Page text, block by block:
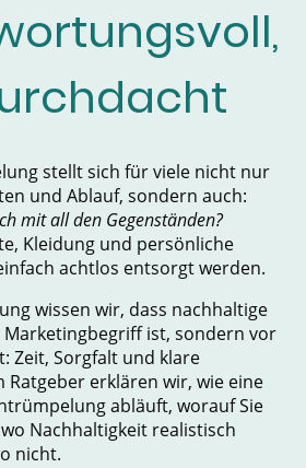
stellt sich für viele nicht nur
und Ablauf, sondern auch:
mit all den Gegenständen?
Kleidung und persönliche
achtlos entsorgt werden.
wissen wir, dass nachhaltige
ist, sondern vor
Zeit, Sorgfalt und klare
Ratgeber erklären wir, wie eine
abläuft, worauf Sie
Nachhaltigkeit realistisch
nicht.